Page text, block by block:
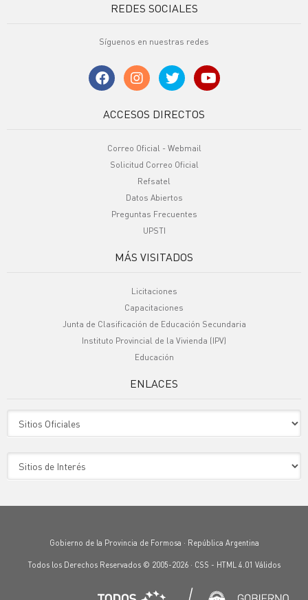
REDES SOCIALES
Síguenos en nuestras redes
ACCESOS DIRECTOS
Correo Oficial - Webmail
Solicitud Correo Oficial
Refsatel
Datos Abiertos
Preguntas Frecuentes
UPSTI
MÁS VISITADOS
Licitaciones
Capacitaciones
Junta de Clasificación de Educación Secundaria
Instituto Provincial de la Vivienda (IPV)
Educación
ENLACES
Gobierno de la Provincia de Formosa · República Argentina
Todos los Derechos Reservados © 2005-2026 · CSS - HTML 4.01 Válidos